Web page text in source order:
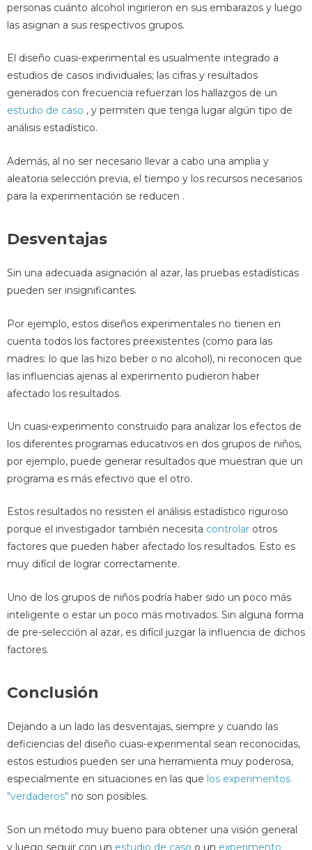
personas cuánto alcohol ingirieron en sus embarazos y luego
las asignan a sus respectivos grupos.
El diseño cuasi-experimental es usualmente integrado a
estudios de casos individuales; las cifras y resultados
generados con frecuencia refuerzan los hallazgos de un
estudio de caso , y permiten que tenga lugar algún tipo de
análisis estadístico.
Además, al no ser necesario llevar a cabo una amplia y
aleatoria selección previa, el tiempo y los recursos necesarios
para la experimentación se reducen .
Desventajas
Sin una adecuada asignación al azar, las pruebas estadísticas
pueden ser insignificantes.
Por ejemplo, estos diseños experimentales no tienen en
cuenta todos los factores preexistentes (como para las
madres: lo que las hizo beber o no alcohol), ni reconocen que
las influencias ajenas al experimento pudieron haber
afectado los resultados.
Un cuasi-experimento construido para analizar los efectos de
los diferentes programas educativos en dos grupos de niños,
por ejemplo, puede generar resultados que muestran que un
programa es más efectivo que el otro.
Estos resultados no resisten el análisis estadístico riguroso
porque el investigador también necesita controlar otros
factores que pueden haber afectado los resultados. Esto es
muy difícil de lograr correctamente.
Uno de los grupos de niños podría haber sido un poco más
inteligente o estar un poco más motivados. Sin alguna forma
de pre-selección al azar, es difícil juzgar la influencia de dichos
factores.
Conclusión
Dejando a un lado las desventajas, siempre y cuando las
deficiencias del diseño cuasi-experimental sean reconocidas,
estos estudios pueden ser una herramienta muy poderosa,
especialmente en situaciones en las que los experimentos
"verdaderos" no son posibles.
Son un método muy bueno para obtener una visión general
y luego seguir con un estudio de caso o un experimento